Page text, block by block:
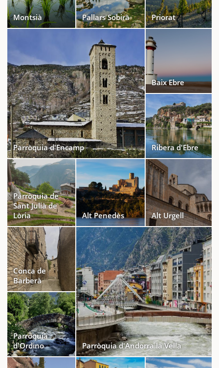
Montsià Pallars Sobirà Priorat
Parròquia d'Encamp
Baix Ebre
Ribera d'Ebre
Parròquia de
Sant Julià de
Lòria
Alt Penedès Alt Urgell
Conca de
Barberà
Parròquia
d'Ordino
Parròquia d'Andorra la Vella